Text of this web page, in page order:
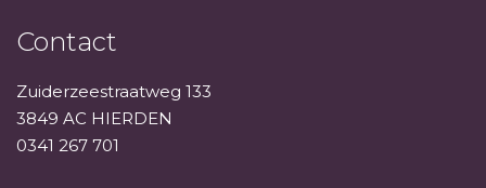
Contact
Zuiderzeestraatweg 133
3849 AC HIERDEN
0341 267 701